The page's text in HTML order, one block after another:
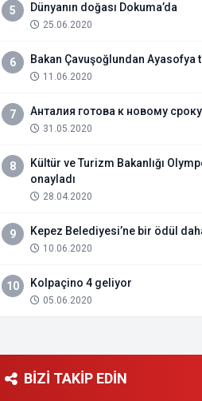
5 Dünyanın doğası Dokuma’da
25.06.2020
6 Bakan Çavuşoğlundan Ayasofya
11.06.2020
7 Анталия готова к новому сроку
31.05.2020
8
Kültür ve Turizm Bakanlığı
onayladı
28.04.2020
9 Kepez Belediyesi’ne bir ödül
10.06.2020
10 Kolpaçino 4 geliyor
05.06.2020
BİZİ TAKİP EDİN